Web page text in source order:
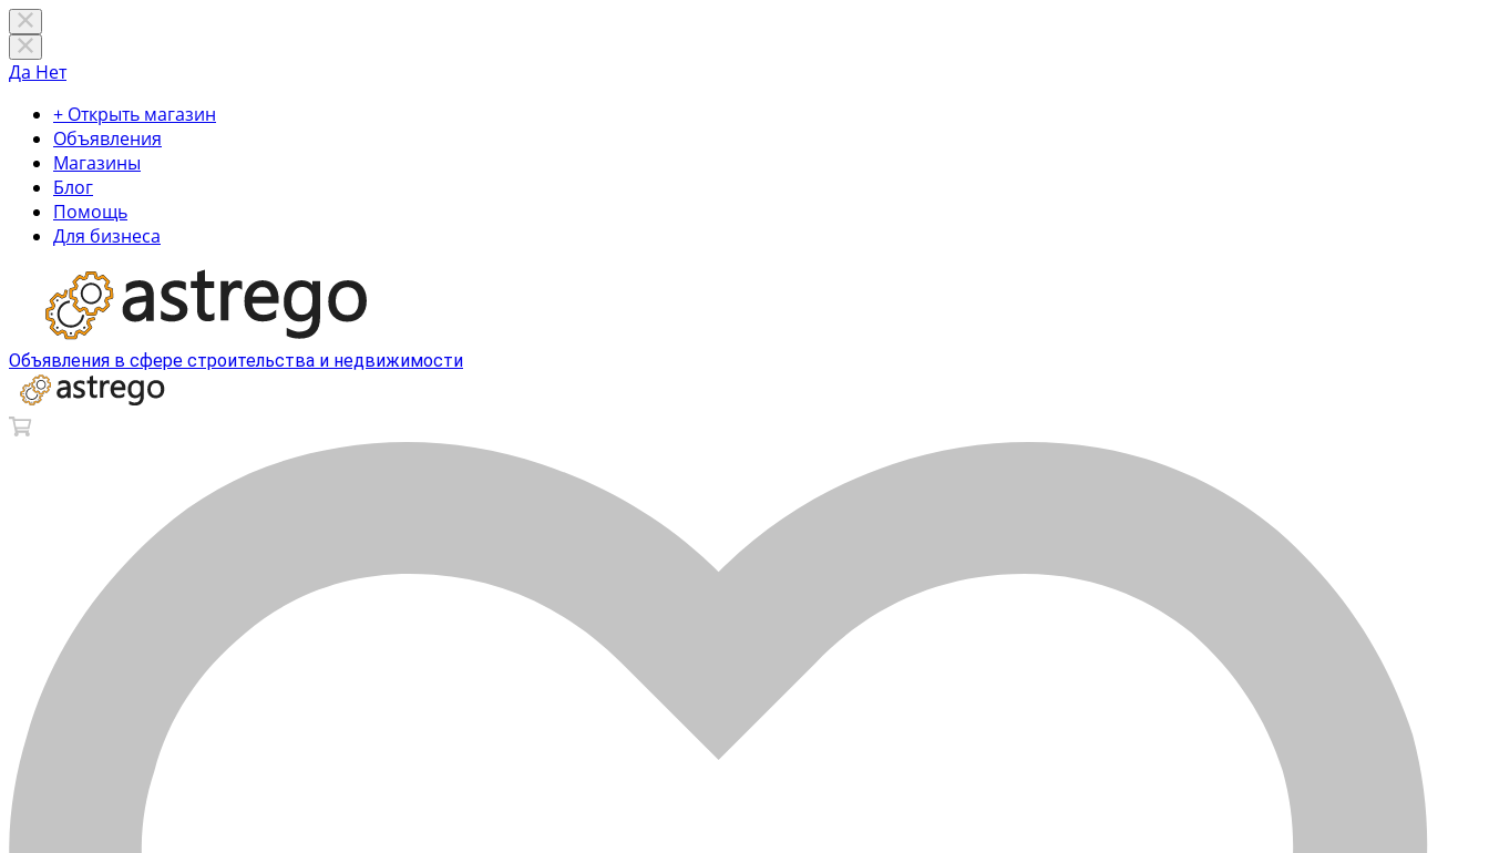
Да Нет
+ Открыть магазин
Объявления
Магазины
Блог
Помощь
Для бизнеса
Объявления в сфере строительства и недвижимости